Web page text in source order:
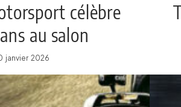
célèbre
au salon
janvier 2026